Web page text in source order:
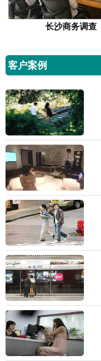
长沙商务调查
客户案例